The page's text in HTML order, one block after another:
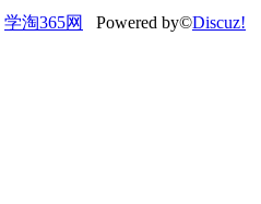
学淘365网 Powered by©Discuz!